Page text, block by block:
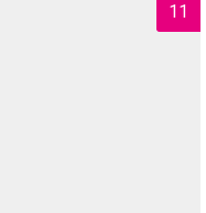
11